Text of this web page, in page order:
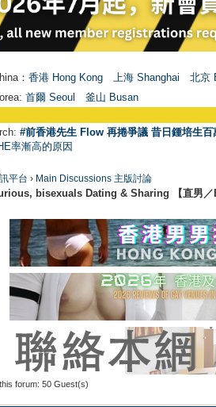
： 香港 Hong Kong 上海 Shanghai 北京
首爾 Seou 釜山 Busan
#前香港先生 Flow 再捲爭議 昔日鍾培生
率漸高的原因
平台 › Main Discussions 主版討論
bisexuals Dating & Sharing 【直男／
forum: 50 Guest(s)